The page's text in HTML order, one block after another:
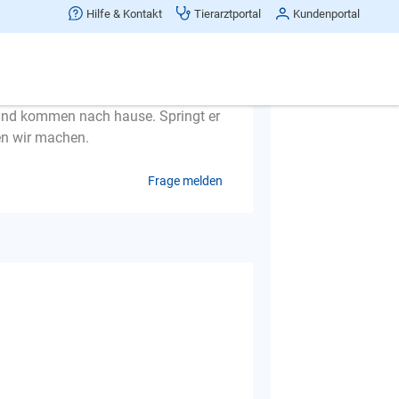
Hilfe & Kontakt Tierarztportal Kundenportal
kommen nach hause. Springt er
wir machen.
Frage melden